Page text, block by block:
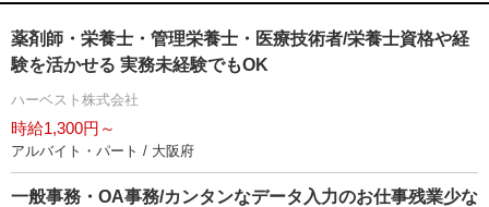
薬剤師・栄養士・管理栄養士・医療技術者/栄養士資格や経
験を活かせる 実務未経験でもOK
ハーベスト株式会社
時給1,300円～
アルバイト・パート / 大阪府
一般事務・OA事務/カンタンなデータ入力のお仕事残業少な